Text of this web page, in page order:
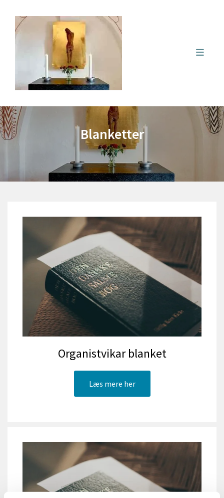
Blanketter
Organistvikar blanket
Læs mere her